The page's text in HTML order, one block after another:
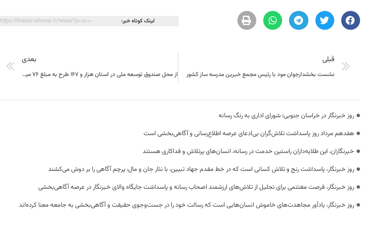
لینک کوتاه خبر: https://khabarvahonar.ir/news/?p=15000
قبلی
نشست بخشدارجوان مود با رئیس مجمع خیرین مدرسه ساز کشور
بعدی
از محل صندوق توسعه ملی در استان هزار و 167 طرح به مبلغ 76 میلیارد تومان تسهیلات پرداخت شده است.
روز خبرنگار در خراسان جنوبی؛ شورای اداری به رنگ رسانه
هفدهم مرداد روز پاسداشت تلاش‌گران بی‌ادعای عرصه اطلاع‌رسانی و آگاهی‌بخشی است
خبرنگاران، این طلایه‌داران راستین خدمت در رسانه، انسان‌های پرتلاش و فداکاری هستند
روز خبرنگار، پاسداشت رنج و تلاش کسانی است که در خط مقدم جهاد تبیین، با نثار جان و مال، پرچم آگاهی را بر دوش می‌کشند
روز خبرنگار، فرصت مغتنمی برای تجلیل از تلاش‌های ارزشمند اصحاب رسانه و پاسداشت جایگاه والای خبرنگار در عرصه آگاهی‌بخشی
روز خبرنگار، یادآور مجاهدت‌های خاموش انسان‌هایی است که رسالت خود را در جست‌وجوی حقیقت و آگاهی‌بخشی به جامعه معنا کرده‌اند